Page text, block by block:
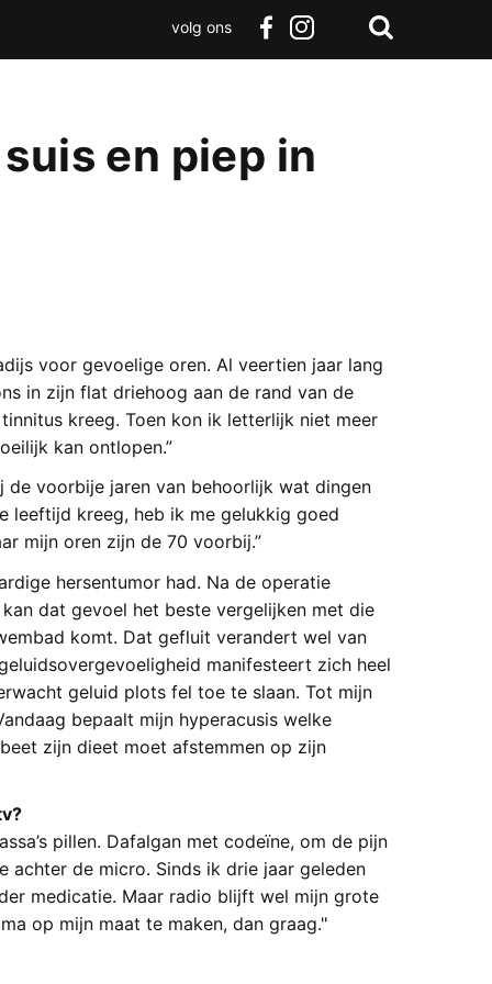
volg ons
en piep in
voor gevoelige oren. Al veertien jaar lang
in zijn flat driehoog aan de rand van de
kreeg. Toen kon ik letterlijk niet meer
kan ontlopen.”
voorbije jaren van behoorlijk wat dingen
leeftijd kreeg, heb ik me gelukkig goed
mijn oren zijn de 70 voorbij.”
hersentumor had. Na de operatie
dat gevoel het beste vergelijken met die
komt. Dat gefluit verandert wel van
manifesteert zich heel
geluid plots fel toe te slaan. Tot mijn
bepaalt mijn hyperacusis welke
zijn dieet moet afstemmen op zijn
pillen. Dafalgan met codeïne, om de pijn
achter de micro. Sinds ik drie jaar geleden
medicatie. Maar radio blijft wel mijn grote
op mijn maat te maken, dan graag."
Zoeken
Terug